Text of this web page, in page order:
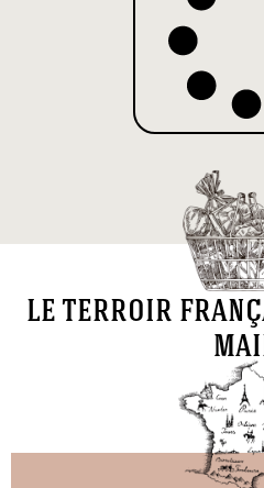
le terroir